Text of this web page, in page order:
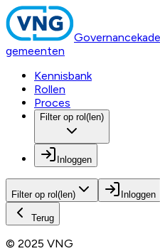
gemeenten
Kennisbank
Rollen
Proces
Filter op rol(len)
Inloggen
Filter op rol(len) Inloggen
Terug
© 2025 VNG